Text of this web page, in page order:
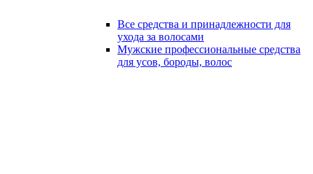
Все средства и принадлежности для
ухода за волосами
Мужские профессиональные средства
для усов, бороды, волос